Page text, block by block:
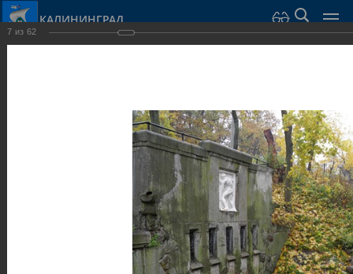
КАЛИНИНГРАД
Достопримечательности
Скульптуры и мемориалы
7 из 62